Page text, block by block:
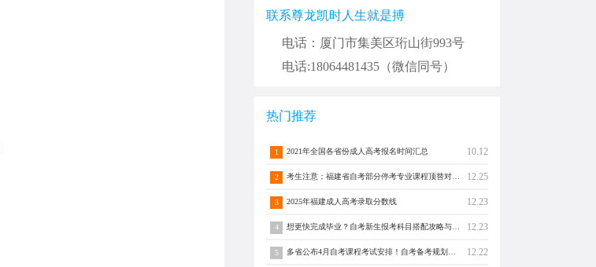
联系尊龙凯时人生就是搏
电话：厦门市集美区珩山街993号
电话:18064481435（微信同号）
热门推荐
1 2021年全国各省份成人高考报名时间汇总 10.12
2 12.25
3 2025年福建成人高考录取分数线 12.23
4 12.23
5 12.22